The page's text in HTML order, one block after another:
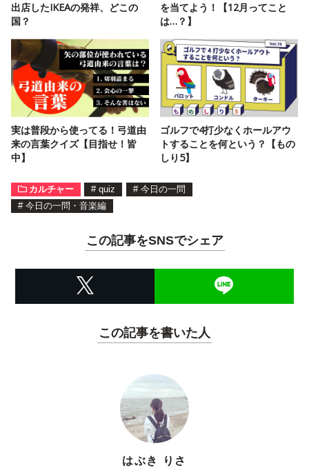
出店したIKEAの発祥、どこの
国？
を当てよう！【12月ってこと
は…？】
実は普段から使ってる！弓道由
来の言葉クイズ【目指せ！皆
中】
ゴルフで4打少なくホールアウ
トすることを何という？【もの
しり5】
カルチャー # quiz # 今日の一問
# 今日の一問・音楽編
この記事をSNSでシェア
この記事を書いた人
はぶき りさ